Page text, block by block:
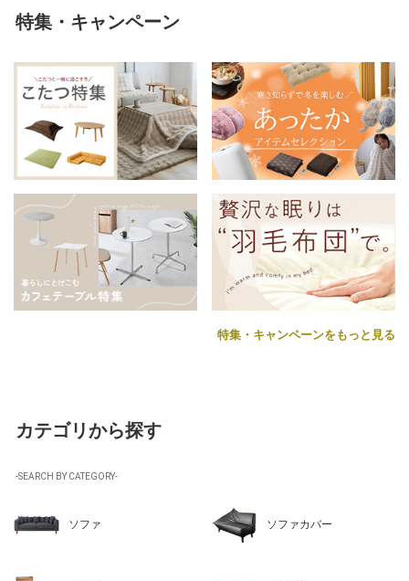
特集・キャンペーン
特集・キャンペーンをもっと見る
カテゴリから探す
-SEARCH BY CATEGORY-
ソファ ソファカバー